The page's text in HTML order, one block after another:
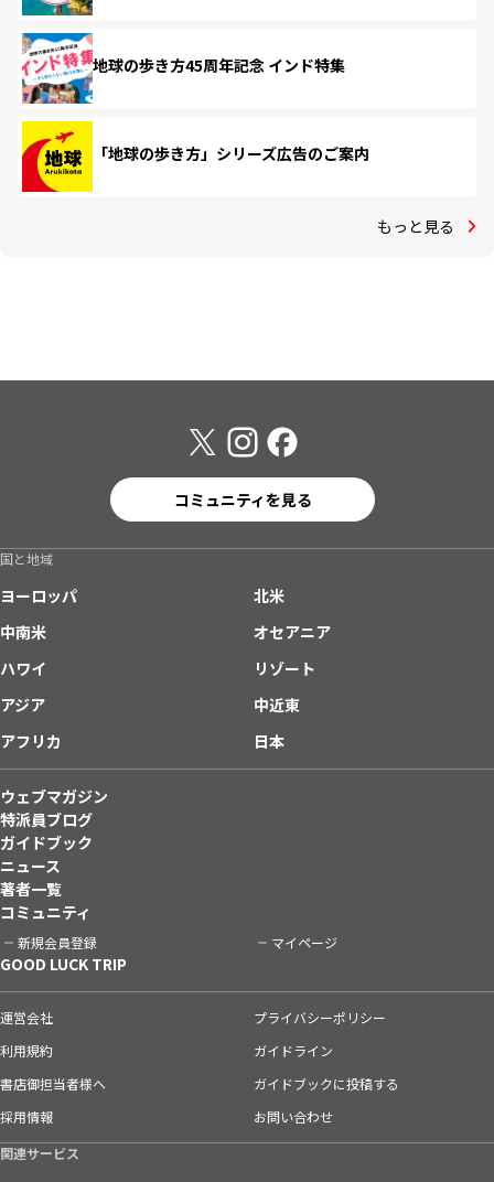
地球の歩き方45周年記念 インド特集
「地球の歩き方」シリーズ広告のご案内
もっと見る
コミュニティを見る
国と地域
ヨーロッパ
北米
中南米
オセアニア
ハワイ
リゾート
アジア
中近東
アフリカ
日本
ウェブマガジン
特派員ブログ
ガイドブック
ニュース
著者一覧
コミュニティ
新規会員登録 マイページ
GOOD LUCK TRIP
運営会社
プライバシーポリシー
利用規約
ガイドライン
書店御担当者様へ
ガイドブックに投稿する
採用情報
お問い合わせ
関連サービス